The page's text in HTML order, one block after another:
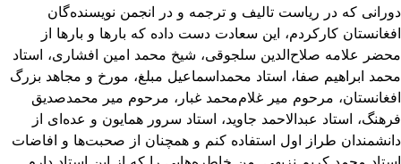
که در ریاست تالیف و ترجمه و در انجمن نویسنده‌گان
کارکردم، این سعادت دست داده که بارها و بارها از
علامه صلاح‌الدین سلجوقی، شیخ محمد امین افشاری، استاد
ابراهیم صفا، استاد محمداسماعیل مبلغ، مورخ و مجاهد بزرگ
مرحوم میر غلام‌محمد غبار، مرحوم میر محمدصدیق
استاد عبدالاحمد جاوید، استاد سرور همایون و عده‌ای از
طراز اول استفاده کنم و همچنان از صحبت‌ها و افاضات